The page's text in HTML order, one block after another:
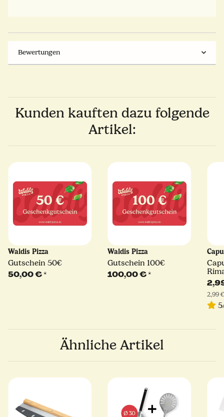
Bewertungen
Kunden kauften dazu folgende
Artikel:
Waldis Pizza
Gutschein 50€
50,00 €*
Waldis Pizza
Gutschein 100€
100,00 €*
2,99
Ähnliche Artikel